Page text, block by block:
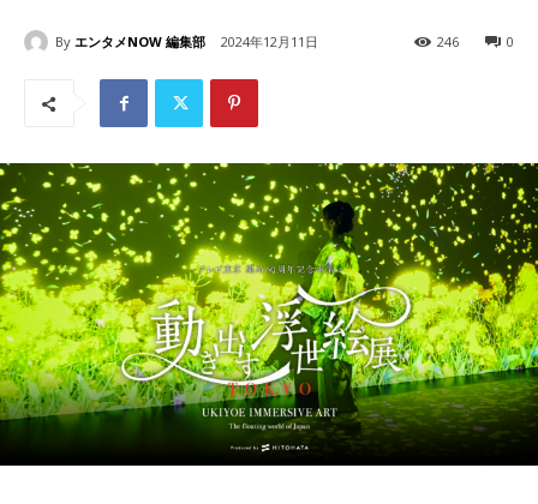
By エンタメNOW 編集部 2024年12月11日 0
246